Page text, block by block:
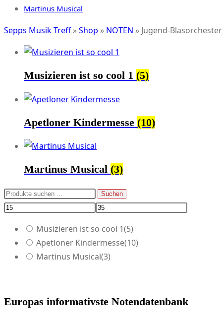
Martinus Musical
Sepps Musik Treff»Shop » NOTEN » Jugend-Blasorchester
Musizieren ist so cool 1 (5)
Apetloner Kindermesse (10)
Martinus Musical (3)
Suchen
nach:
Suchen
Musizieren ist so cool 1(5)
Apetloner Kindermesse(10)
Martinus Musical(3)
Europas informativste Notendatenbank